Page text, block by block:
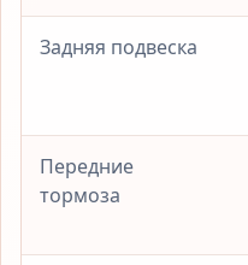
Задняя подвеска
Передние
тормоза